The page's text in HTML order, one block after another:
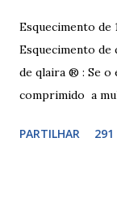
Esquecimento
Esquecimento
de qlaira ® : Se o
comprimido a
comprimido(s)
PARTILHAR 291